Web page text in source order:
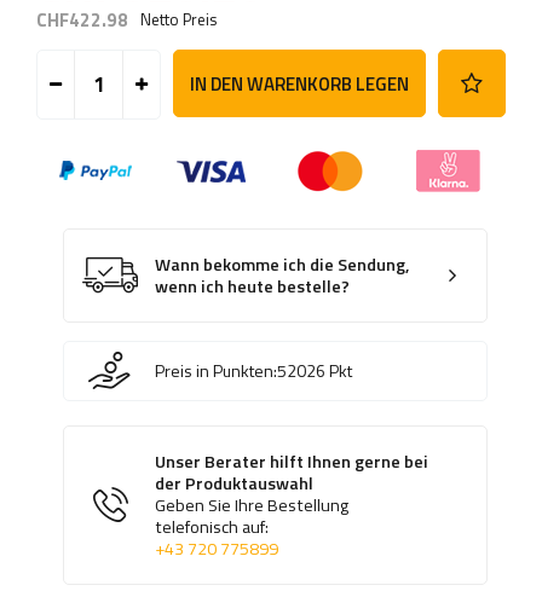
CHF422.98 Netto Preis
IN DEN WARENKORB LEGEN
Wann bekomme ich die Sendung,
wenn ich heute bestelle?
Preis in Punkten:52026Pkt
Unser Berater hilft Ihnen gerne bei
der Produktauswahl
Geben Sie Ihre Bestellung
telefonisch auf:
+43 720 775899